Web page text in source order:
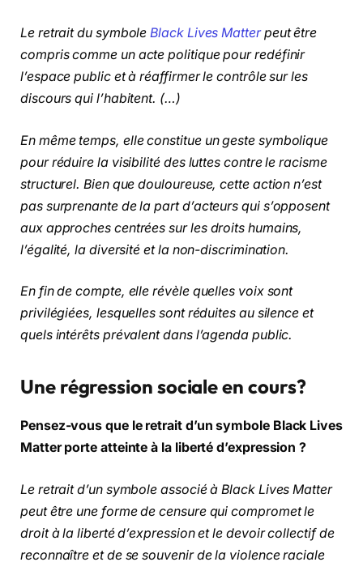
Le retrait du symboleBlack Lives Matterpeut être
compris comme un acte politique pour redéfinir
l’espace public et à réaffirmer le contrôle sur les
discours qui l’habitent. (…)
En même temps, elle constitue un geste symbolique
pour réduire la visibilité des luttes contre le racisme
structurel. Bien que douloureuse, cette action n’est
pas surprenante de la part d’acteurs qui s’opposent
aux approches centrées sur les droits humains,
l’égalité, la diversité et la non-discrimination.
En fin de compte, elle révèle quelles voix sont
privilégiées, lesquelles sont réduites au silence et
quels intérêts prévalent dans l’agenda public.
Une régression sociale en cours?
Pensez-vous que le retrait d’un symbole Black Lives
Matter porte atteinte à la liberté d’expression ?
Le retrait d’un symbole associé à Black Lives Matter
peut être une forme de censure qui compromet le
droit à la liberté d’expression et le devoir collectif de
reconnaître et de se souvenir de la violence raciale